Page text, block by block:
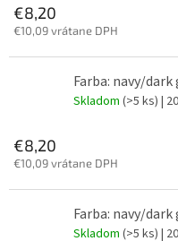
€8,20
€10,09 vrátane DPH
Farba: navy/dark
Skladom (>5 ks) |
€8,20
€10,09 vrátane DPH
Farba: navy/dark
Skladom (>5 ks) |